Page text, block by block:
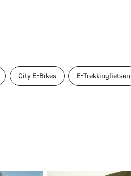
City E-Bikes E-Trekkingfietsen